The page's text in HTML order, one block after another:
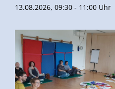
13.08.2026, 09:30 - 11:00 Uhr